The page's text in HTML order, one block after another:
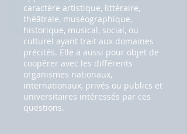
caractère artistique, littéraire,
théâtrale, muséographique,
historique, musical, social, ou
culturel ayant trait aux domaines
précités. Elle a aussi pour objet de
coopérer avec les différents
organismes nationaux,
internationaux, privés ou publics et
universitaires intéressés par ces
questions.